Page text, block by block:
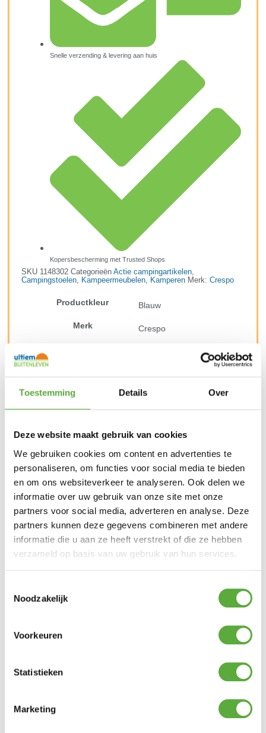
Toestemming Details Over
Deze website maakt gebruik van cookies
We gebruiken cookies om content en advertenties te
personaliseren, om functies voor social media te bieden
en om ons websiteverkeer te analyseren. Ook delen we
informatie over uw gebruik van onze site met onze
partners voor social media, adverteren en analyse. Deze
partners kunnen deze gegevens combineren met andere
informatie die u aan ze heeft verstrekt of die ze hebben
verzameld op basis van uw gebruik van hun services.
Noodzakelijk
Voorkeuren
Statistieken
Marketing
Snelle verzending & levering aan huis
Kopersbescherming met Trusted Shops
SKU 1148302Categorieën Actie campingartikelen
Campingstoelen
Kampeermeubelen Kamperen Merk:Crespo
Productkleur Blauw
Merk Crespo
Mesh
Frame Aluminium
Zit hoogte 46 cm
Zit diepte
Draaggewicht 3 kg
1148302
EAN